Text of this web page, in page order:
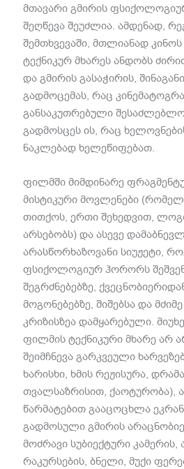
მთავარი გმირის
შეღწევა შეუძლია.ამდენად,
შემთხვევაში,მთლიანად
ტექნიკურ მხარეს ანდობს
და გმირის გასაჭირის,
გადმოცემას,რაც
განსაკუთრებული
გადმოსცეს ის,რაც
ნაკლებად ხელეწიფებათ.
ფილმში მიმდინარე
მისტიკური მოვლენები (
თითქოს,ერთი შეხედვით,
არსებობს)და ასევე
არასწორხაზოვანი სიუჟეტი,
ფსიქოლოგიურ ჰორორს
შეგრძნებებზე,
მოგონებებზე,შიშებსა და
კრიზისზეა დამყარებული.
ფილმის ტექნიკური მხარე არ
შეიმჩნევა გარკვეული
ხარისხი, ხმის რეჟისურა,
თვალსაზრისით,ქაოტურობა),
წარმატებით გააცოცხლა
გადმოსული გმირის
მოძრავი სუბიექტური კამერის,
რაკურსების,ბნელი,მუქი